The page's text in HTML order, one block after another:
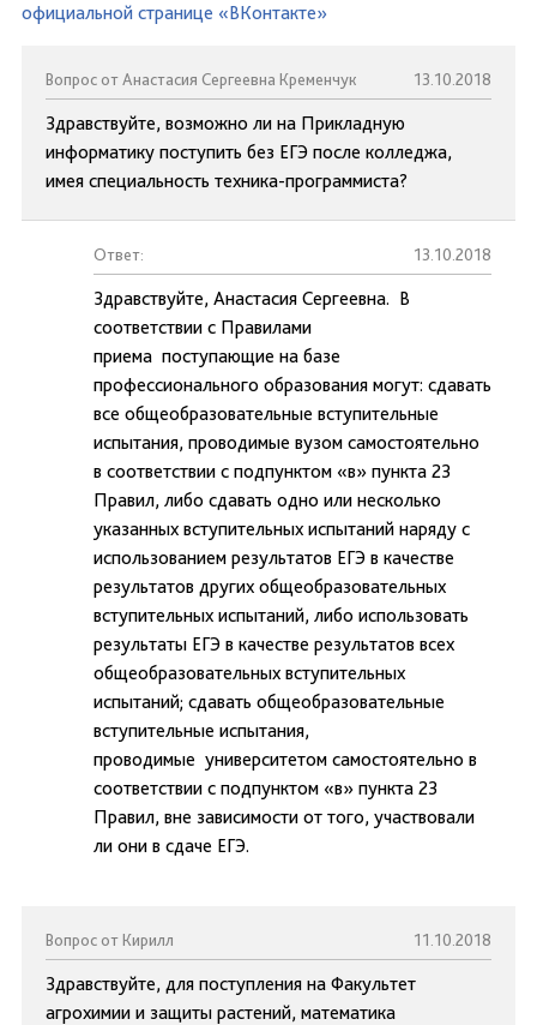
официальной странице «ВКонтакте»
Вопрос от Анастасия Сергеевна Кременчук 13.10.2018
Здравствуйте, возможно ли на Прикладную
информатику поступить без ЕГЭ после колледжа,
имея специальность техника-программиста?
Ответ: 13.10.2018
Здравствуйте, Анастасия Сергеевна. В
соответствии с Правилами
приема поступающие на базе
профессионального образования могут: сдавать
все общеобразовательные вступительные
испытания, проводимые вузом самостоятельно
в соответствии с подпунктом «в» пункта 23
Правил, либо сдавать одно или несколько
указанных вступительных испытаний наряду с
использованием результатов ЕГЭ в качестве
результатов других общеобразовательных
вступительных испытаний, либо использовать
результаты ЕГЭ в качестве результатов всех
общеобразовательных вступительных
испытаний; сдавать общеобразовательные
вступительные испытания,
проводимые университетом самостоятельно в
соответствии с подпунктом «в» пункта 23
Правил, вне зависимости от того, участвовали
ли они в сдаче ЕГЭ.
Вопрос от Кирилл 11.10.2018
Здравствуйте, для поступления на Факультет
агрохимии и защиты растений, математика